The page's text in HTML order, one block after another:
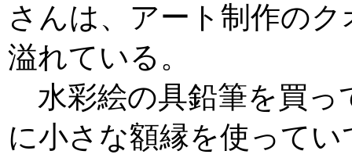
さんは、アート制作の
溢れている。
水彩絵の具鉛筆を買っ
に小さな額縁を使って